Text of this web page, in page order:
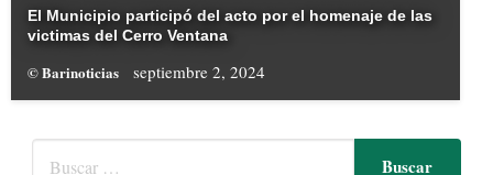
El Municipio participó del acto por el homenaje de las
victimas del Cerro Ventana
© Barinoticias septiembre 2, 2024